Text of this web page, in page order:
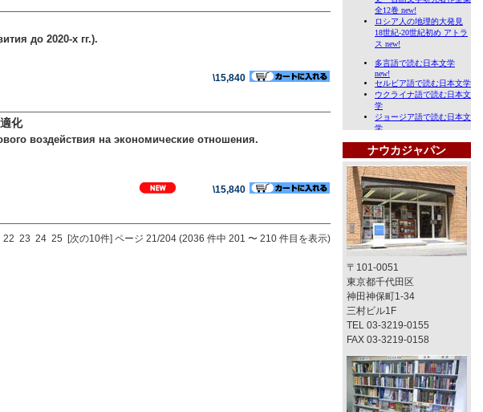
до 2020-х гг.).
\15,840
適化
воздействия на экономические отношения.
\15,840
22 23 24 25 [次の10件] ページ 21/204 (2036 件中 201 〜 210 件目を表示)
ナウカジャパン
〒101-0051
東京都千代田区
神田神保町1-34
三村ビル1F
TEL 03-3219-0155
FAX 03-3219-0158